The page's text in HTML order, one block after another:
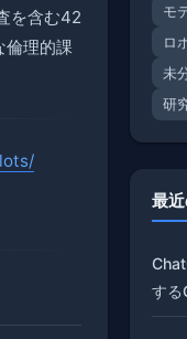
を含む42
倫理的課
モ
ロ
未
研
最
する